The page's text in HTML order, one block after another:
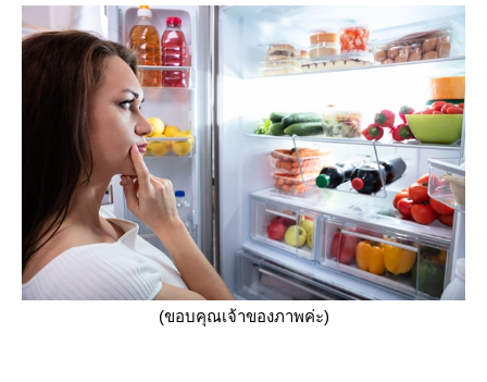
(ขอบคุณเจ้าของภาพค่ะ)